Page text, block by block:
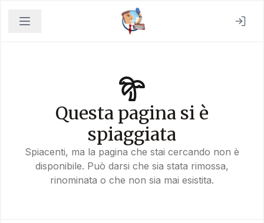
Questa pagina si è
spiaggiata
Spiacenti, ma la pagina che stai cercando non è
disponibile. Può darsi che sia stata rimossa,
rinominata o che non sia mai esistita.